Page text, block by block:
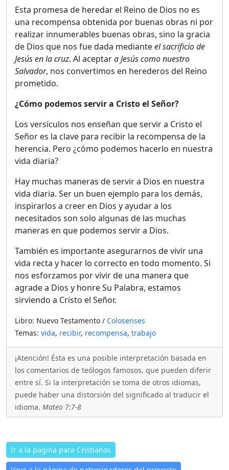
Esta promesa de heredar el Reino de Dios no es
una recompensa obtenida por buenas obras ni por
realizar innumerables buenas obras, sino la gracia
de Dios que nos fue dada medianteel sacrificio de
Jesús en la cruz. Al aceptara Jesús como nuestro
Salvador, nos convertimos en herederos del Reino
prometido.
¿Cómo podemos servir a Cristo el Señor?
Los versículos nos enseñan que servir a Cristo el
Señor es la clave para recibir la recompensa de la
herencia. Pero ¿cómo podemos hacerlo en nuestra
vida diaria?
Hay muchas maneras de servir a Dios en nuestra
vida diaria. Ser un buen ejemplo para los demás,
inspirarlos a creer en Dios y ayudar a los
necesitados son solo algunas de las muchas
maneras en que podemos servir a Dios.
También es importante asegurarnos de vivir una
vida recta y hacer lo correcto en todo momento. Si
nos esforzamos por vivir de una manera que
agrade a Dios y honre Su Palabra, estamos
sirviendo a Cristo el Señor.
Libro: Nuevo Testamento / Colosenses
Temas: vida, recibir, recompensa, trabajo
¡Atención! Ésta es una posible interpretación basada en
los comentarios de teólogos famosos, que pueden diferir
entre sí. Si la interpretación se toma de otros idiomas,
puede haber una distorsión del significado al traducir el
idioma. Mateo 7:7-8
Ir a la pagina para Cristianos